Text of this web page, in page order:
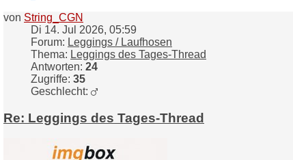
von String_CGN
Di 14. Jul 2026, 05:59
Forum: Leggings / Laufhosen
Thema: Leggings des Tages-Thread
Antworten: 24
Zugriffe: 35
Geschlecht:
Re: Leggings des Tages-Thread